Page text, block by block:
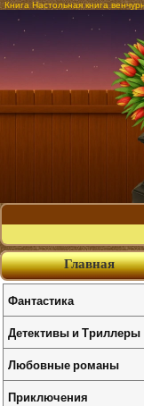
Книга Настольная книга
Главная
Фантастика
Детективы и Триллеры
Любовные романы
Приключения